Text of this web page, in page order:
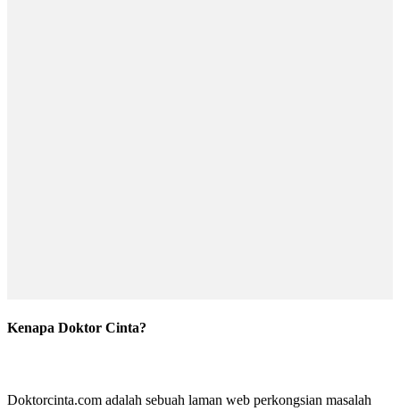
Kenapa Doktor Cinta?
Doktorcinta.com adalah sebuah laman web perkongsian masalah